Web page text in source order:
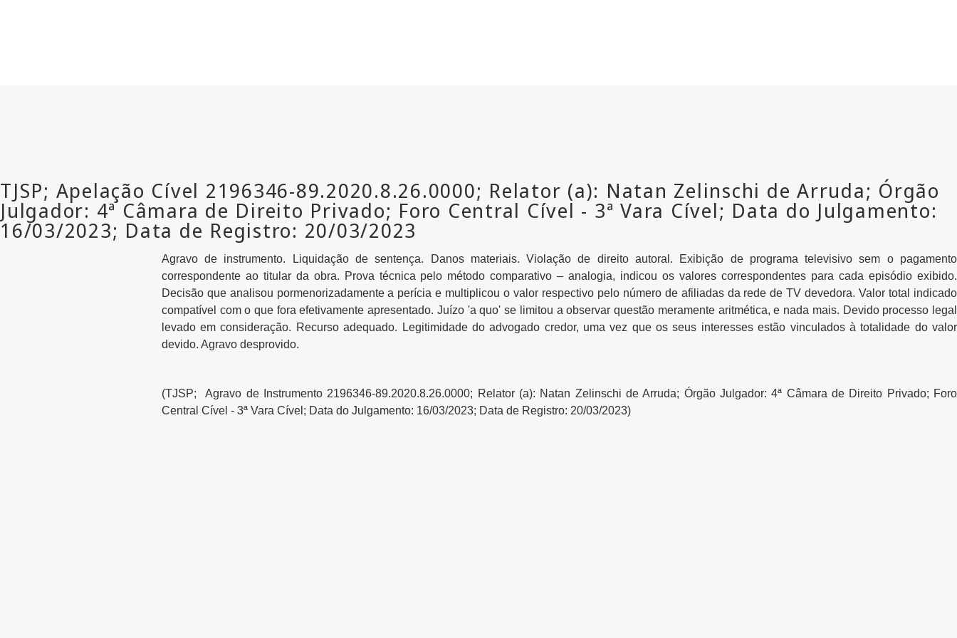
Agravo de instrumento. Liquidação de sentença. Danos materiais. Violação de direito autoral. Exibição de programa televisivo sem o pagamento
correspondente ao titular da obra. Prova técnica pelo método comparativo – analogia, indicou os valores correspondentes para cada episódio exibido.
Decisão que analisou pormenorizadamente a perícia e multiplicou o valor respectivo pelo número de afiliadas da rede de TV devedora. Valor total indicado
compatível com o que fora efetivamente apresentado. Juízo 'a quo' se limitou a observar questão meramente aritmética, e nada mais. Devido processo legal
levado em consideração. Recurso adequado. Legitimidade do advogado credor, uma vez que os seus interesses estão vinculados à totalidade do valor
devido. Agravo desprovido.
(TJSP; Agravo de Instrumento 2196346-89.2020.8.26.0000; Relator (a): Natan Zelinschi de Arruda; Órgão Julgador: 4ª Câmara de Direito Privado; Foro
Central Cível - 3ª Vara Cível; Data do Julgamento: 16/03/2023; Data de Registro: 20/03/2023)